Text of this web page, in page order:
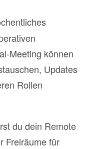
Meeting können
Updates
Rollen
du dein Remote
Freiräume für